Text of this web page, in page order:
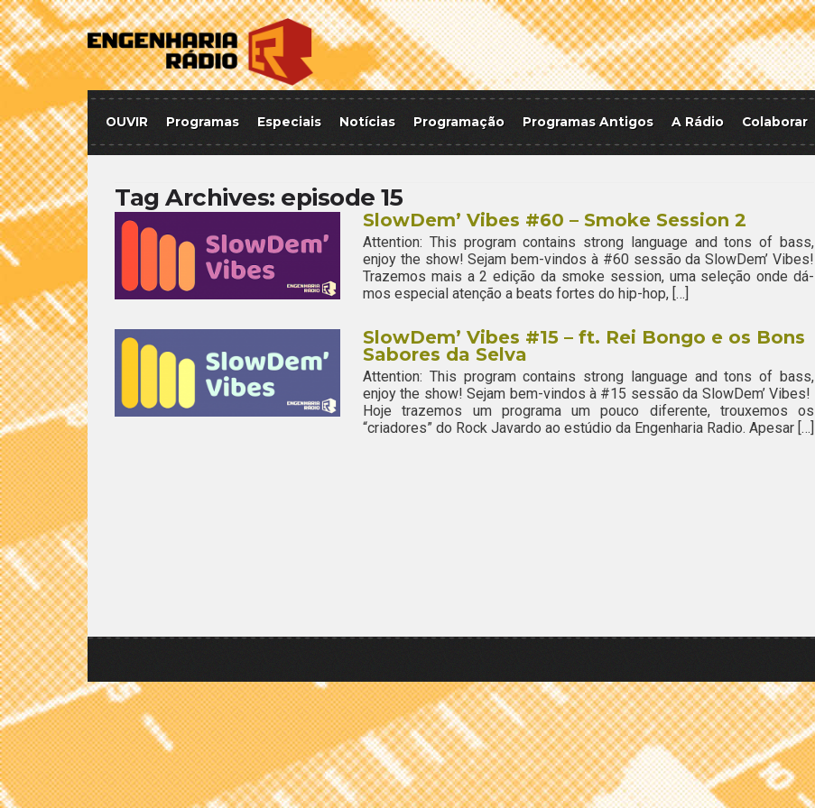
OUVIR Programas Especiais Notícias Programação Programas Antigos A Rádio Colaborar
Tag Archives: episode 15
SlowDem’ Vibes #60 – Smoke Session 2
Attention: This program contains strong language and tons of bass,
enjoy the show! Sejam bem-vindos à #60 sessão da SlowDem’ Vibes!
Trazemos mais a 2 edição da smoke session, uma seleção onde dá-
mos especial atenção a beats fortes do hip-hop, […]
SlowDem’ Vibes #15 – ft. Rei Bongo e os Bons
Sabores da Selva
Attention: This program contains strong language and tons of bass,
enjoy the show! Sejam bem-vindos à #15 sessão da SlowDem’ Vibes!
Hoje trazemos um programa um pouco diferente, trouxemos os
“criadores” do Rock Javardo ao estúdio da Engenharia Radio. Apesar […]